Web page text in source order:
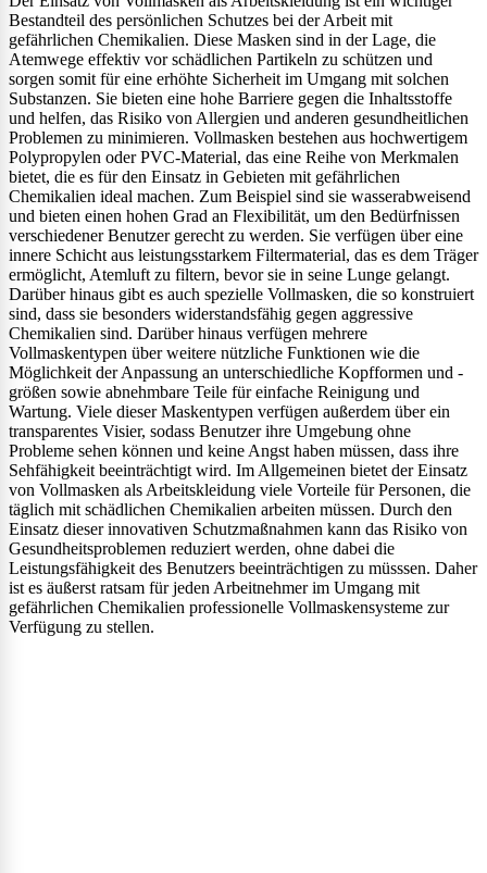
Bestandteil des persönlichen Schutzes bei der Arbeit mit
gefährlichen Chemikalien. Diese Masken sind in der Lage, die
Atemwege effektiv vor schädlichen Partikeln zu schützen und
sorgen somit für eine erhöhte Sicherheit im Umgang mit solchen
Substanzen. Sie bieten eine hohe Barriere gegen die Inhaltsstoffe
und helfen, das Risiko von Allergien und anderen gesundheitlichen
Problemen zu minimieren. Vollmasken bestehen aus hochwertigem
Polypropylen oder PVC-Material, das eine Reihe von Merkmalen
bietet, die es für den Einsatz in Gebieten mit gefährlichen
Chemikalien ideal machen. Zum Beispiel sind sie wasserabweisend
und bieten einen hohen Grad an Flexibilität, um den Bedürfnissen
verschiedener Benutzer gerecht zu werden. Sie verfügen über eine
innere Schicht aus leistungsstarkem Filtermaterial, das es dem Träger
ermöglicht, Atemluft zu filtern, bevor sie in seine Lunge gelangt.
Darüber hinaus gibt es auch spezielle Vollmasken, die so konstruiert
sind, dass sie besonders widerstandsfähig gegen aggressive
Chemikalien sind. Darüber hinaus verfügen mehrere
Vollmaskentypen über weitere nützliche Funktionen wie die
Möglichkeit der Anpassung an unterschiedliche Kopfformen und -
größen sowie abnehmbare Teile für einfache Reinigung und
Wartung. Viele dieser Maskentypen verfügen außerdem über ein
transparentes Visier, sodass Benutzer ihre Umgebung ohne
Probleme sehen können und keine Angst haben müssen, dass ihre
Sehfähigkeit beeinträchtigt wird. Im Allgemeinen bietet der Einsatz
von Vollmasken als Arbeitskleidung viele Vorteile für Personen, die
täglich mit schädlichen Chemikalien arbeiten müssen. Durch den
Einsatz dieser innovativen Schutzmaßnahmen kann das Risiko von
Gesundheitsproblemen reduziert werden, ohne dabei die
Leistungsfähigkeit des Benutzers beeinträchtigen zu müsssen. Daher
ist es äußerst ratsam für jeden Arbeitnehmer im Umgang mit
gefährlichen Chemikalien professionelle Vollmaskensysteme zur
Verfügung zu stellen.